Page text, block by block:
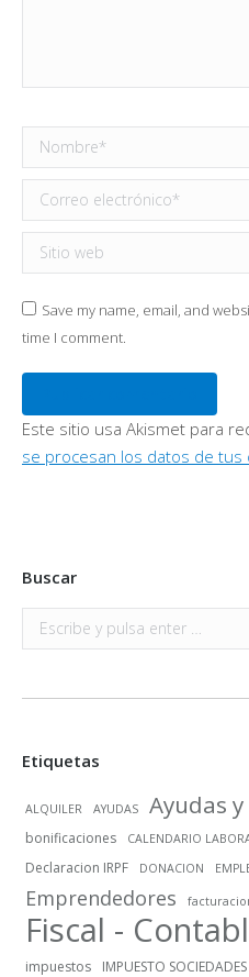
Nombre *
Correo electrónico *
Sitio web
Save my name, email, and
time I comment.
Este sitio usa Akismet para
se procesan los datos de tus
Buscar
Buscar:
Etiquetas
ALQUILER AYUDAS Ayudas
bonificaciones CALENDARIO
Declaracion IRPF DONACION
Emprendedores
Fiscal -
impuestos
IMPUESTO SOCIEDADES